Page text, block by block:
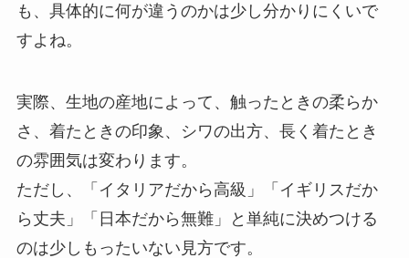
も、具体的に何が違うのかは少し分かりにくいで
すよね。
実際、生地の産地によって、触ったときの柔らか
さ、着たときの印象、シワの出方、長く着たとき
の雰囲気は変わります。
ただし、「イタリアだから高級」「イギリスだか
ら丈夫」「日本だから無難」と単純に決めつける
のは少しもったいない見方です。